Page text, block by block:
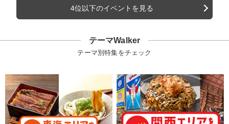
4位以下のイベントを見る
テーマWalker
テーマ別特集をチェック